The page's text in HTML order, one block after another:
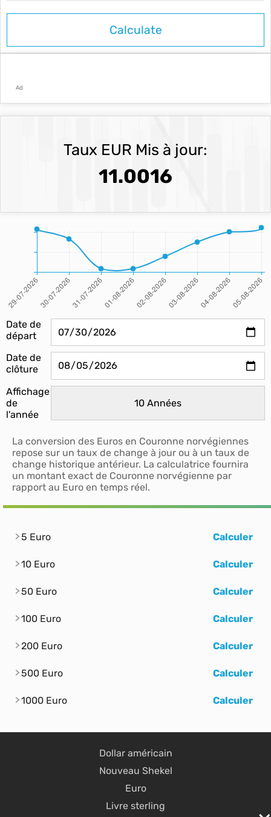
Ad
Taux EUR Mis à jour:
11.0016
Date de
départ
Date de
clôture
Affichage
de
l'année
La conversion des Euros en Couronne norvégiennes
repose sur un taux de change à jour ou à un taux de
change historique antérieur. La calculatrice fournira
un montant exact de Couronne norvégienne par
rapport au Euro en temps réel.
5 Euro Calculer
10 Euro Calculer
50 Euro Calculer
100 Euro Calculer
200 Euro Calculer
500 Euro Calculer
1000 Euro Calculer
Dollar américain
Nouveau Shekel
Euro
Livre sterling